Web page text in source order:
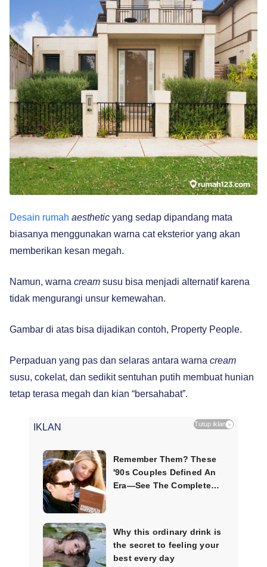
Desain rumah aesthetic yang sedap dipandang mata
biasanya menggunakan warna cat eksterior yang akan
memberikan kesan megah.
Namun, warna cream susu bisa menjadi alternatif karena
tidak mengurangi unsur kemewahan.
Gambar di atas bisa dijadikan contoh, Property People.
Perpaduan yang pas dan selaras antara warna cream
susu, cokelat, dan sedikit sentuhan putih membuat hunian
tetap terasa megah dan kian “bersahabat”.
IKLAN Tutup iklan ×